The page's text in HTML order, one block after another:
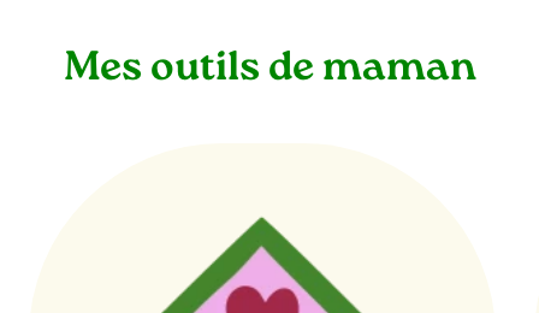
Mes outils de maman